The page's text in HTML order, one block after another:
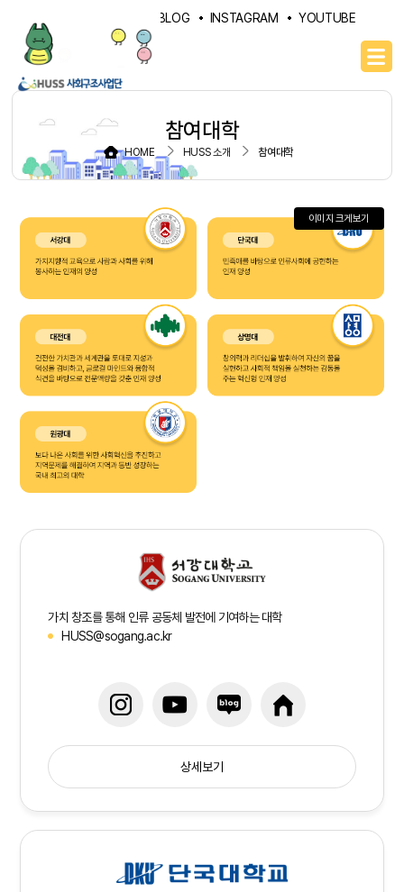
NAVER BLOG INSTAGRAM YOUTUBE
참여대학
HOME HUSS 소개 참여대학
이미지 크게보기
가치 창조를 통해 인류 공동체 발전에 기여하는 대학
HUSS@sogang.ac.kr
상세보기